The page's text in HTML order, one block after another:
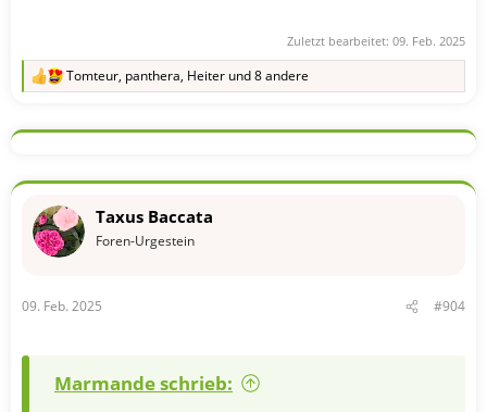
Zuletzt bearbeitet: 09. Feb. 2025
R
k
o
e
n
Tomteur, panthera, Heiter und 8 andere
Taxus Baccata
Foren-Urgestein
09. Feb. 2025 #904
Marmande schrieb: